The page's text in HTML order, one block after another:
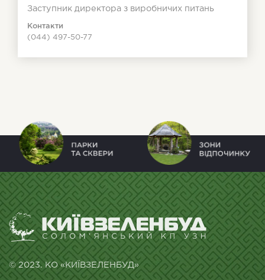
Заступник директора з виробничих питань
Контакти
(044) 497-50-77
© 2023. КО «КИЇВЗЕЛЕНБУД»